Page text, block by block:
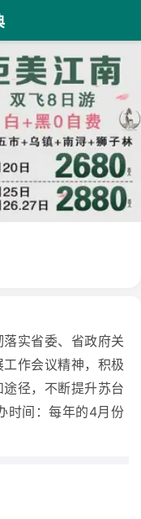
实省委、省政府关
作会议精神，积极
径，不断提升苏台
时间：每年的4月份